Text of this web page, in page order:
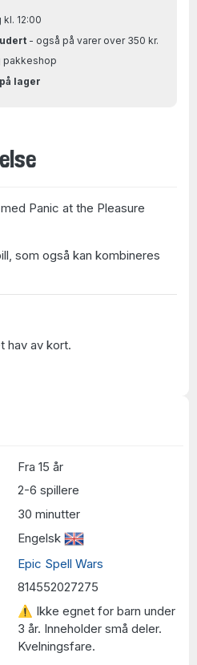
Fra 15 år
2-6 spillere
30 minutter
Engelsk
Epic Spell Wars
814552027275
⚠ Ikke egnet for barn under
3 år. Inneholder små deler.
Kvelningsfare.
12:00
- også på varer over 350 kr.
pakkeshop
lager
Panic at the Pleasure
som også kan kombineres
hav av kort.